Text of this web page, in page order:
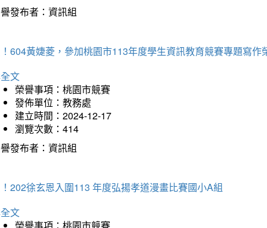
發布者：資訊組
604黃婕菱，參加桃園市113年度學生資訊教育競賽專題寫作
文
榮譽事項：桃園市競賽
發佈單位：教務處
建立時間：2024-12-17
瀏覽次數：414
發布者：資訊組
202徐玄恩入圍113 年度弘揚孝道漫畫比賽國小A組
文